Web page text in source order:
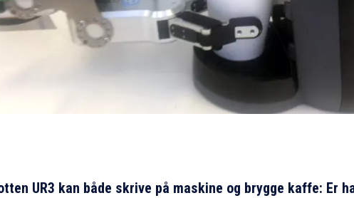
UR3 kan både skrive på maskine og brygge kaffe: Er